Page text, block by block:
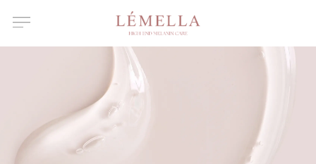
About Us
ルメラについて
Introductory
course
ルメラ導入講習について
Certified